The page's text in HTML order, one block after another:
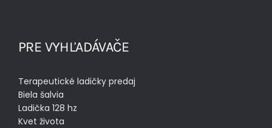
PRE VYHĽADÁVAČE
Terapeutické ladičky predaj
Biela šalvia
Ladička 128 hz
Kvet života